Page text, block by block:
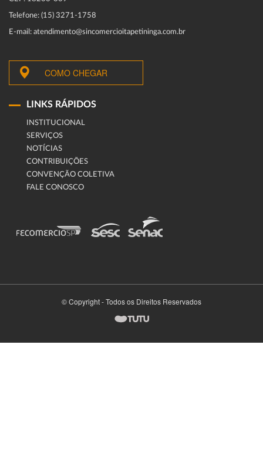
Telefone: (15) 3271-1758
E-mail: atendimento@sincomercioitapetininga.com.br
COMO CHEGAR
LINKS RÁPIDOS
INSTITUCIONAL
SERVIÇOS
NOTÍCIAS
CONTRIBUIÇÕES
CONVENÇÃO COLETIVA
FALE CONOSCO
© Copyright - Todos os Direitos Reservados